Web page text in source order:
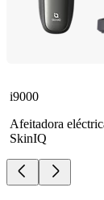
i9000
Afeitadora
SkinIQ